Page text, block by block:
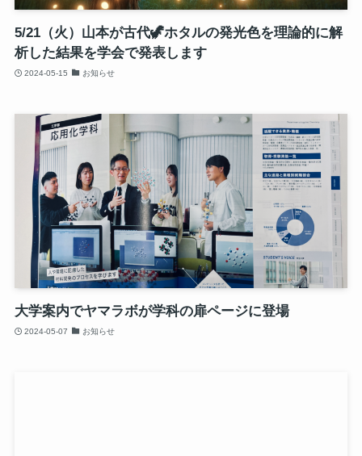
5/21（火）山本が古代🦖ホタルの発光色を理論的に解
析した結果を学会で発表します
2024-05-15 お知らせ
大学案内でヤマラボが学科の扉ページに登場
2024-05-07 お知らせ